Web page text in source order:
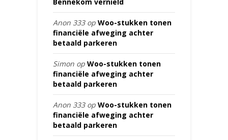
Anon 333op Woo-stukken tonen
financiële afweging achter
betaald parkeren
Simon op Woo-stukken tonen
financiële afweging achter
betaald parkeren
Anon 333op Woo-stukken tonen
financiële afweging achter
betaald parkeren